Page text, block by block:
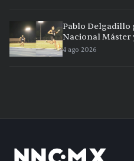
Pablo Delgadillo
Nacional Máster
4 ago 2026